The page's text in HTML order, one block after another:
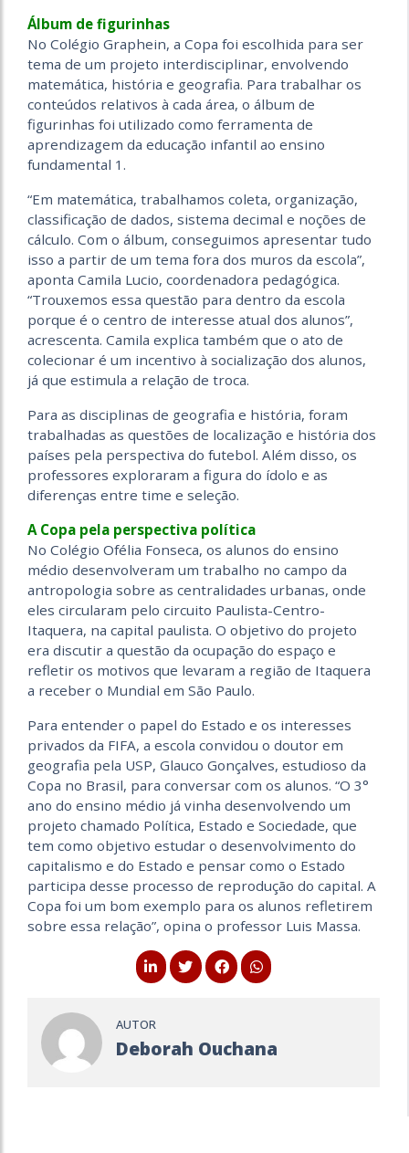
Álbum de figurinhas
No Colégio Graphein, a Copa foi escolhida para ser
tema de um projeto interdisciplinar, envolvendo
matemática, história e geografia. Para trabalhar os
conteúdos relativos à cada área, o álbum de
figurinhas foi utilizado como ferramenta de
aprendizagem da educação infantil ao ensino
fundamental 1.
“Em matemática, trabalhamos coleta, organização,
classificação de dados, sistema decimal e noções de
cálculo. Com o álbum, conseguimos apresentar tudo
isso a partir de um tema fora dos muros da escola”,
aponta Camila Lucio, coordenadora pedagógica.
“Trouxemos essa questão para dentro da escola
porque é o centro de interesse atual dos alunos”,
acrescenta. Camila explica também que o ato de
colecionar é um incentivo à socialização dos alunos,
já que estimula a relação de troca.
Para as disciplinas de geografia e história, foram
trabalhadas as questões de localização e história dos
países pela perspectiva do futebol. Além disso, os
professores exploraram a figura do ídolo e as
diferenças entre time e seleção.
A Copa pela perspectiva política
No Colégio Ofélia Fonseca, os alunos do ensino
médio desenvolveram um trabalho no campo da
antropologia sobre as centralidades urbanas, onde
eles circularam pelo circuito Paulista-Centro-
Itaquera, na capital paulista. O objetivo do projeto
era discutir a questão da ocupação do espaço e
refletir os motivos que levaram a região de Itaquera
a receber o Mundial em São Paulo.
Para entender o papel do Estado e os interesses
privados da FIFA, a escola convidou o doutor em
geografia pela USP, Glauco Gonçalves, estudioso da
Copa no Brasil, para conversar com os alunos. “O 3°
ano do ensino médio já vinha desenvolvendo um
projeto chamado Política, Estado e Sociedade, que
tem como objetivo estudar o desenvolvimento do
capitalismo e do Estado e pensar como o Estado
participa desse processo de reprodução do capital. A
Copa foi um bom exemplo para os alunos refletirem
sobre essa relação”, opina o professor Luis Massa.
AUTOR
Deborah Ouchana